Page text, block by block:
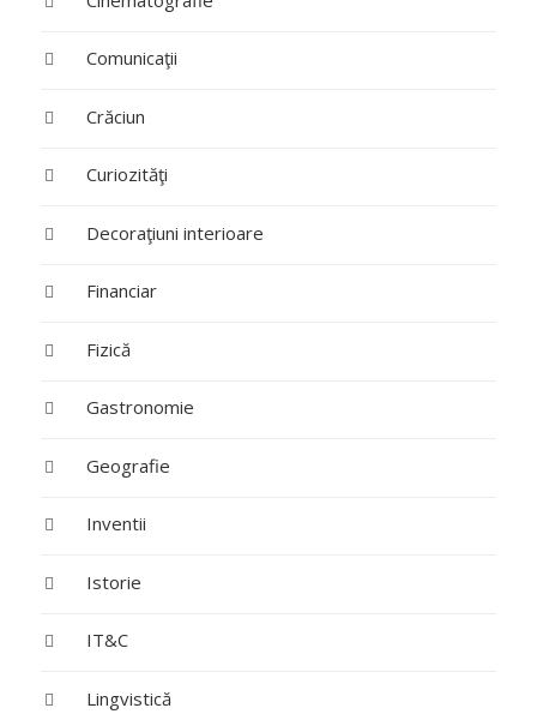
Comunicaţii
Crăciun
Curiozităţi
Decoraţiuni interioare
Financiar
Fizică
Gastronomie
Geografie
Inventii
Istorie
IT&C
Lingvistică